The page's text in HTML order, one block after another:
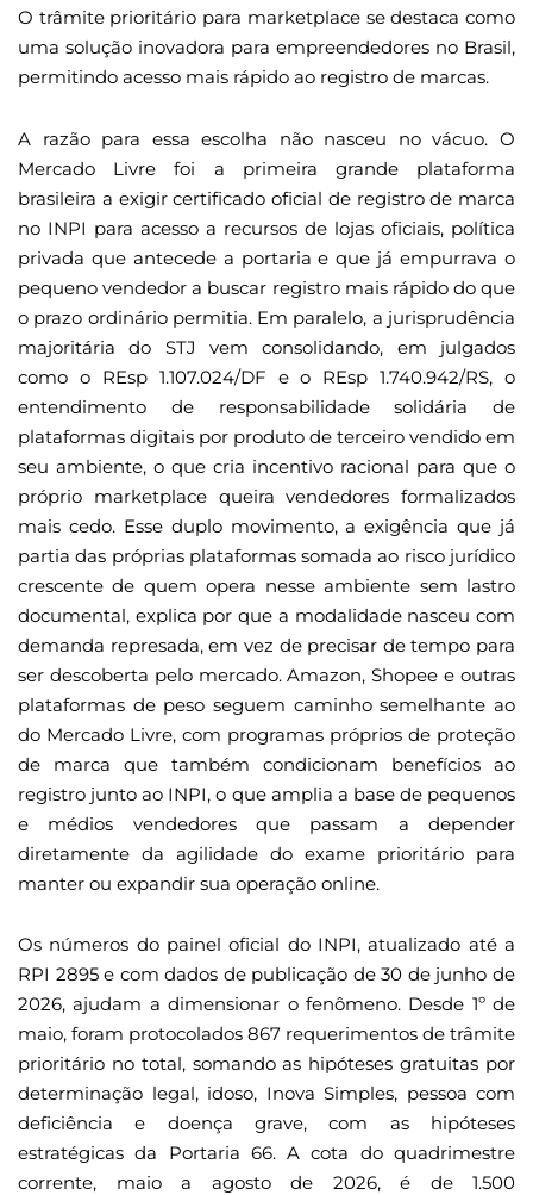
O trâmite prioritário para marketplace se destaca como
uma solução inovadora para empreendedores no Brasil,
permitindo acesso mais rápido ao registro de marcas.
A razão para essa escolha não nasceu no vácuo. O
Mercado Livre foi a primeira grande plataforma
brasileira a exigir certificado oficial de registro de marca
no INPI para acesso a recursos de lojas oficiais, política
privada que antecede a portaria e que já empurrava o
pequeno vendedor a buscar registro mais rápido do que
o prazo ordinário permitia. Em paralelo, a jurisprudência
majoritária do STJ vem consolidando, em julgados
como o REsp 1.107.024/DF e o REsp 1.740.942/RS, o
entendimento de responsabilidade solidária de
plataformas digitais por produto de terceiro vendido em
seu ambiente, o que cria incentivo racional para que o
próprio marketplace queira vendedores formalizados
mais cedo. Esse duplo movimento, a exigência que já
partia das próprias plataformas somada ao risco jurídico
crescente de quem opera nesse ambiente sem lastro
documental, explica por que a modalidade nasceu com
demanda represada, em vez de precisar de tempo para
ser descoberta pelo mercado. Amazon, Shopee e outras
plataformas de peso seguem caminho semelhante ao
do Mercado Livre, com programas próprios de proteção
de marca que também condicionam benefícios ao
registro junto ao INPI, o que amplia a base de pequenos
e médios vendedores que passam a depender
diretamente da agilidade do exame prioritário para
manter ou expandir sua operação online.
Os números do painel oficial do INPI, atualizado até a
RPI 2895 e com dados de publicação de 30 de junho de
2026, ajudam a dimensionar o fenômeno. Desde 1º de
maio, foram protocolados 867 requerimentos de trâmite
prioritário no total, somando as hipóteses gratuitas por
determinação legal, idoso, Inova Simples, pessoa com
deficiência e doença grave, com as hipóteses
estratégicas da Portaria 66. A cota do quadrimestre
corrente, maio a agosto de 2026, é de 1.500